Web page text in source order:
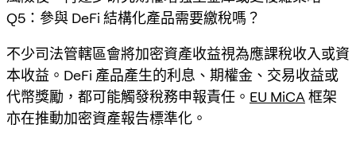
Q5：參與 DeFi 結構化產品需要繳稅嗎？
不少司法管轄區會將加密資產收益視為應課稅收入或資
本收益。DeFi 產品產生的利息、期權金、交易收益或
代幣獎勵，都可能觸發稅務申報責任。 EU MiCA 框架
亦在推動加密資產報告標準化。